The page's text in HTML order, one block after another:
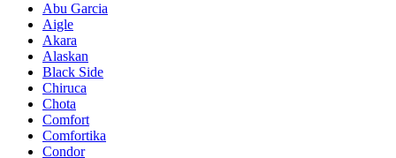
Abu Garcia
Aigle
Akara
Alaskan
Black Side
Chiruca
Chota
Comfort
Comfortika
Condor